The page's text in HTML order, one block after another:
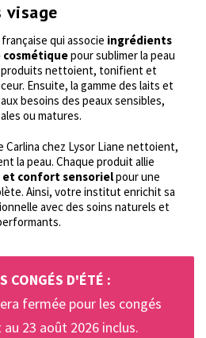
qui associe ingrédients
pour sublimer la peau
produits nettoient, tonifient et
Ensuite, la gamme des laits et
besoins des peaux sensibles,
ou matures.
Carlina chez Lysor Liane nettoient,
la peau. Chaque produit allie
et confort sensorielpour une
Ainsi, votre institut enrichit sa
avec des soins naturels et
CONGÉS D'ÉTÉ :
fermée pour les congés
23 août 2026 inclus.